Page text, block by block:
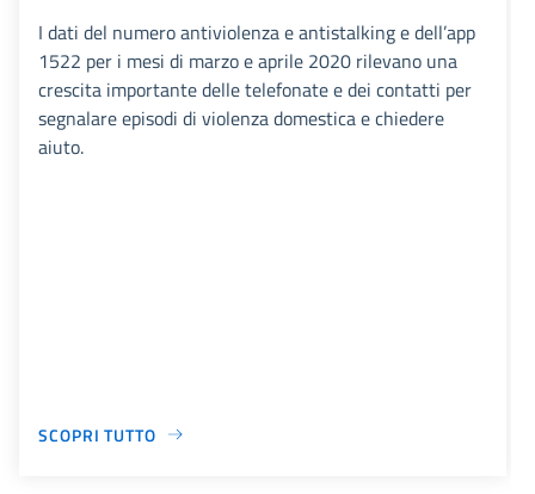
I dati del numero antiviolenza e antistalking e dell’app
1522 per i mesi di marzo e aprile 2020 rilevano una
crescita importante delle telefonate e dei contatti per
segnalare episodi di violenza domestica e chiedere
aiuto.
SCOPRI TUTTO